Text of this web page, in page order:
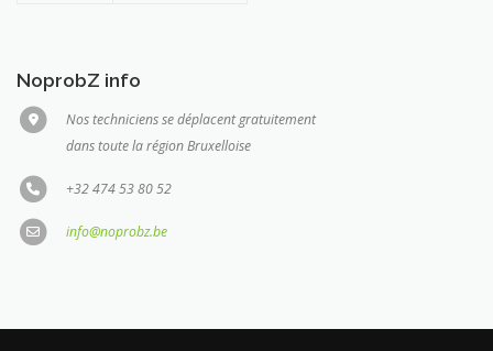
NoprobZ info
Nos techniciens se déplacent gratuitement
dans toute la région Bruxelloise
+32 474 53 80 52
info@noprobz.be